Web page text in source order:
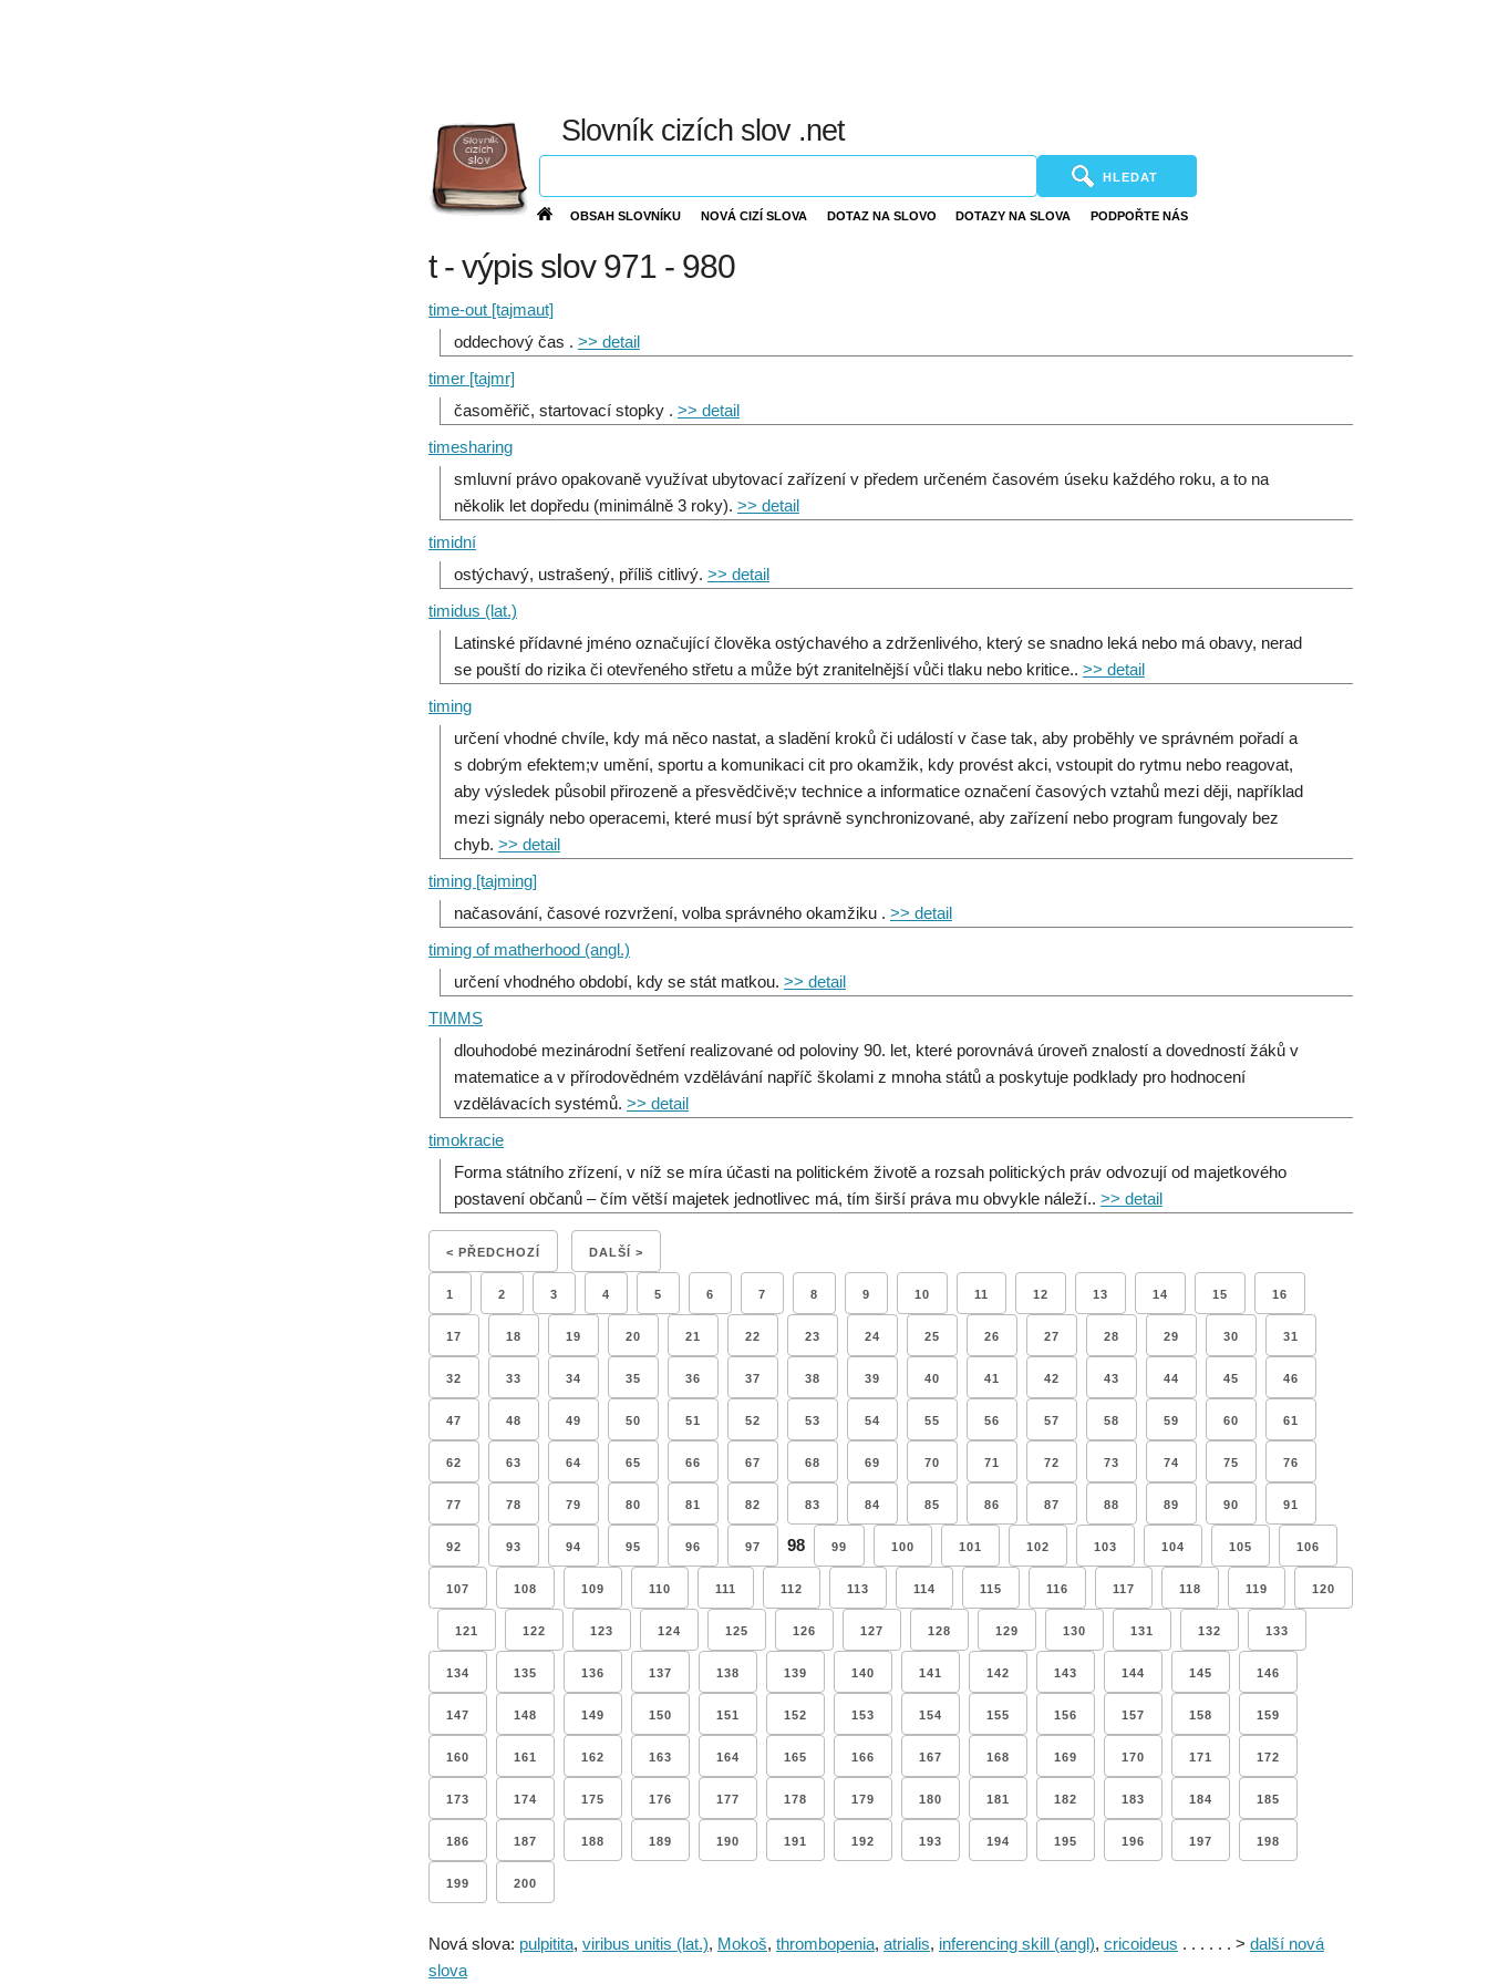
Slovník cizích slov .net
HLEDAT
OBSAH SLOVNÍKU NOVÁ CIZÍ SLOVA DOTAZ NA SLOVO DOTAZY NA SLOVA PODPOŘTE NÁS
t - výpis slov 971 - 980
time-out [tajmaut]
oddechový čas . >> detail
timer [tajmr]
časoměřič, startovací stopky . >> detail
timesharing
smluvní právo opakovaně využívat ubytovací zařízení v předem určeném časovém úseku každého roku, a to na
několik let dopředu (minimálně 3 roky). >> detail
timidní
ostýchavý, ustrašený, příliš citlivý. >> detail
timidus (lat.)
Latinské přídavné jméno označující člověka ostýchavého a zdrženlivého, který se snadno leká nebo má obavy, nerad
se pouští do rizika či otevřeného střetu a může být zranitelnější vůči tlaku nebo kritice.. >> detail
timing
určení vhodné chvíle, kdy má něco nastat, a sladění kroků či událostí v čase tak, aby proběhly ve správném pořadí a
s dobrým efektem;v umění, sportu a komunikaci cit pro okamžik, kdy provést akci, vstoupit do rytmu nebo reagovat,
aby výsledek působil přirozeně a přesvědčivě;v technice a informatice označení časových vztahů mezi ději, například
mezi signály nebo operacemi, které musí být správně synchronizované, aby zařízení nebo program fungovaly bez
chyb. >> detail
timing [tajming]
načasování, časové rozvržení, volba správného okamžiku . >> detail
timing of matherhood (angl.)
určení vhodného období, kdy se stát matkou. >> detail
TIMMS
dlouhodobé mezinárodní šetření realizované od poloviny 90. let, které porovnává úroveň znalostí a dovedností žáků v
matematice a v přírodovědném vzdělávání napříč školami z mnoha států a poskytuje podklady pro hodnocení
vzdělávacích systémů. >> detail
timokracie
Forma státního zřízení, v níž se míra účasti na politickém životě a rozsah politických práv odvozují od majetkového
postavení občanů – čím větší majetek jednotlivec má, tím širší práva mu obvykle náleží.. >> detail
< PŘEDCHOZÍ DALŠÍ >
1 2 3 4 5 6 7 8 9 10 11 12 13 14 15 16
17 18 19 20 21 22 23 24 25 26 27 28 29 30 31
32 33 34 35 36 37 38 39 40 41 42 43 44 45 46
47 48 49 50 51 52 53 54 55 56 57 58 59 60 61
62 63 64 65 66 67 68 69 70 71 72 73 74 75 76
77 78 79 80 81 82 83 84 85 86 87 88 89 90 91
92 93 94 95 96 97 98 99 100 101 102 103 104 105 106
107 108 109 110 111 112 113 114 115 116 117 118 119 120
121 122 123 124 125 126 127 128 129 130 131 132 133
134 135 136 137 138 139 140 141 142 143 144 145 146
147 148 149 150 151 152 153 154 155 156 157 158 159
160 161 162 163 164 165 166 167 168 169 170 171 172
173 174 175 176 177 178 179 180 181 182 183 184 185
186 187 188 189 190 191 192 193 194 195 196 197 198
199 200
Nová slova: pulpitita, viribus unitis (lat.), Mokoš, thrombopenia, atrialis, inferencing skill (angl), cricoideus . . . . . . > další nová
slova